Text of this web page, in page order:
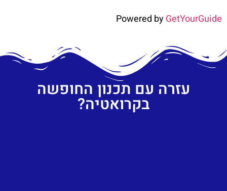
Powered byGetYourGuide
עזרה עם תכנון החופשה
בקרואטיה?